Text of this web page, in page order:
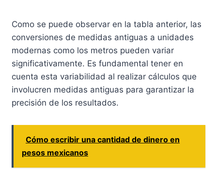
Como se puede observar en la tabla anterior, las
conversiones de medidas antiguas a unidades
modernas como los metros pueden variar
significativamente. Es fundamental tener en
cuenta esta variabilidad al realizar cálculos que
involucren medidas antiguas para garantizar la
precisión de los resultados.
Cómo escribir una cantidad de dinero en
pesos mexicanos